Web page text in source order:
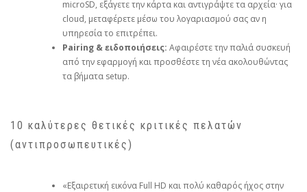
microSD, εξάγετε την κάρτα και αντιγράψτε τα αρχεία· για
cloud, μεταφέρετε μέσω του λογαριασμού σας αν η
υπηρεσία το επιτρέπει.
Pairing & ειδοποιήσεις: Αφαιρέστε την παλιά συσκευή
από την εφαρμογή και προσθέστε τη νέα ακολουθώντας
τα βήματα setup.
10 καλύτερες θετικές κριτικές πελατών
(αντιπροσωπευτικές)
«Εξαιρετική εικόνα Full HD και πολύ καθαρός ήχος στην